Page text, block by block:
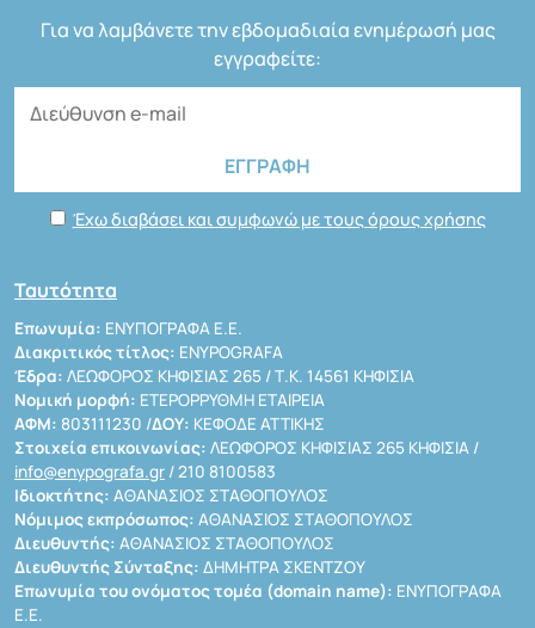
Για να λαμβάνετε την εβδομαδιαία ενημέρωσή μας
εγγραφείτε:
Έχω διαβάσει και συμφωνώ με τους όρους χρήσης
Ταυτότητα
Επωνυμία: ΕΝΥΠΟΓΡΑΦΑ Ε.Ε.
Διακριτικός τίτλος: ENYPOGRAFA
Έδρα: ΛΕΩΦΟΡΟΣ ΚΗΦΙΣΙΑΣ 265 / Τ.Κ. 14561 ΚΗΦΙΣΙΑ
Νομική μορφή: ΕΤΕΡΟΡΡΥΘΜΗ ΕΤΑΙΡΕΙΑ
ΑΦΜ: 803111230 /ΔΟΥ: ΚΕΦΟΔΕ ΑΤΤΙΚΗΣ
Στοιχεία επικοινωνίας: ΛΕΩΦΟΡΟΣ ΚΗΦΙΣΙΑΣ 265 ΚΗΦΙΣΙΑ /
info@enypografa.gr / 210 8100583
Ιδιοκτήτης: ΑΘΑΝΑΣΙΟΣ ΣΤΑΘΟΠΟΥΛΟΣ
Νόμιμος εκπρόσωπος: ΑΘΑΝΑΣΙΟΣ ΣΤΑΘΟΠΟΥΛΟΣ
Διευθυντής: ΑΘΑΝΑΣΙΟΣ ΣΤΑΘΟΠΟΥΛΟΣ
Διευθυντής Σύνταξης: ΔΗΜΗΤΡΑ ΣΚΕΝΤΖΟΥ
Επωνυμία του ονόματος τομέα (domain name): ΕΝΥΠΟΓΡΑΦΑ
Ε.Ε.